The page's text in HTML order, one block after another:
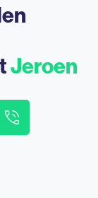
Jeroen